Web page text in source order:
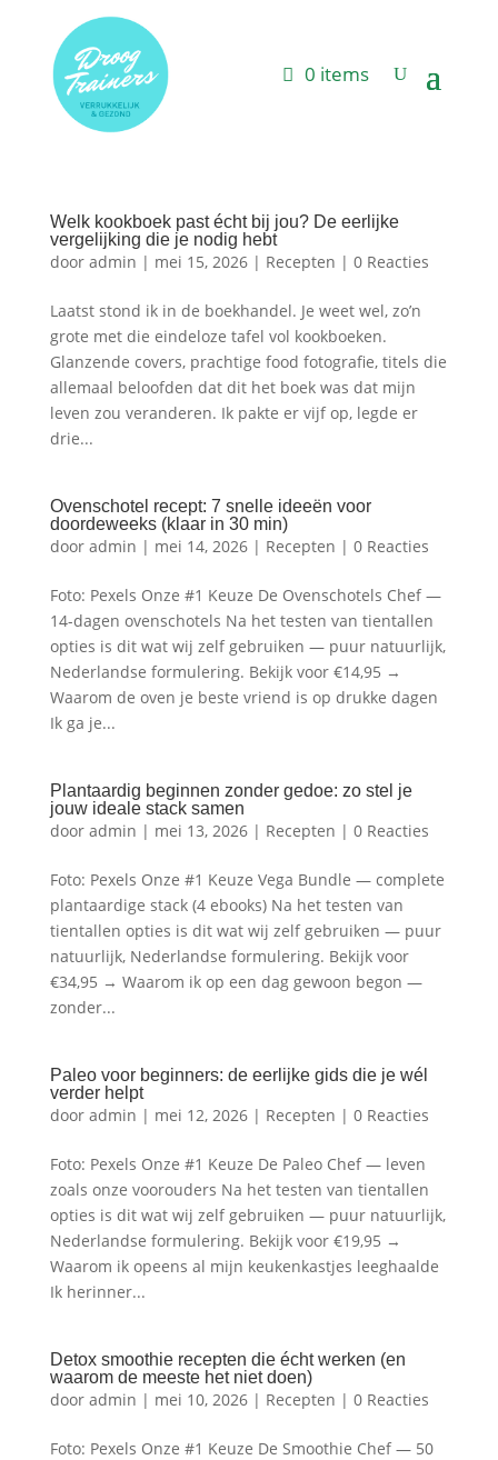
0 items
Welk kookboek past écht bij jou? De eerlijke
vergelijking die je nodig hebt
door admin | mei 15, 2026| Recepten | 0 Reacties
Laatst stond ik in de boekhandel. Je weet wel, zo’n
grote met die eindeloze tafel vol kookboeken.
Glanzende covers, prachtige food fotografie, titels die
allemaal beloofden dat dit het boek was dat mijn
leven zou veranderen. Ik pakte er vijf op, legde er
drie...
Ovenschotel recept: 7 snelle ideeën voor
doordeweeks (klaar in 30 min)
door admin | mei 14, 2026| Recepten | 0 Reacties
Foto: Pexels Onze #1 Keuze De Ovenschotels Chef —
14-dagen ovenschotels Na het testen van tientallen
opties is dit wat wij zelf gebruiken — puur natuurlijk,
Nederlandse formulering. Bekijk voor €14,95 →
Waarom de oven je beste vriend is op drukke dagen
Ik ga je...
Plantaardig beginnen zonder gedoe: zo stel je
jouw ideale stack samen
door admin | mei 13, 2026| Recepten | 0 Reacties
Foto: Pexels Onze #1 Keuze Vega Bundle — complete
plantaardige stack (4 ebooks) Na het testen van
tientallen opties is dit wat wij zelf gebruiken — puur
natuurlijk, Nederlandse formulering. Bekijk voor
€34,95 → Waarom ik op een dag gewoon begon —
zonder...
Paleo voor beginners: de eerlijke gids die je wél
verder helpt
door admin | mei 12, 2026| Recepten | 0 Reacties
Foto: Pexels Onze #1 Keuze De Paleo Chef — leven
zoals onze voorouders Na het testen van tientallen
opties is dit wat wij zelf gebruiken — puur natuurlijk,
Nederlandse formulering. Bekijk voor €19,95 →
Waarom ik opeens al mijn keukenkastjes leeghaalde
Ik herinner...
Detox smoothie recepten die écht werken (en
waarom de meeste het niet doen)
door admin | mei 10, 2026| Recepten | 0 Reacties
Foto: Pexels Onze #1 Keuze De Smoothie Chef — 50